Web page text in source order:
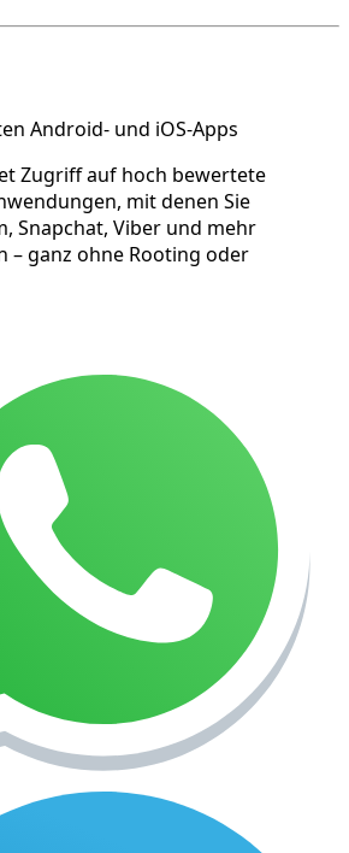
Android- und iOS-Apps
Zugriff auf hoch bewertete
mit denen Sie
Snapchat, Viber und mehr
– ganz ohne Rooting oder